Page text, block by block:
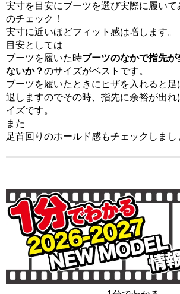
実寸を目安にブーツを選び実際に履いて
のチェック！
実寸に近いほどフィット感は増します。
目安としては
ブーツを履いた時ブーツのなかで指先が
ないか？のサイズがベストです。
ブーツを履いたときに ヒザを入れると 足
退しますのでその時、指先に余裕が出れ
イズです。
また
足首回りのホールド感もチェックしまし